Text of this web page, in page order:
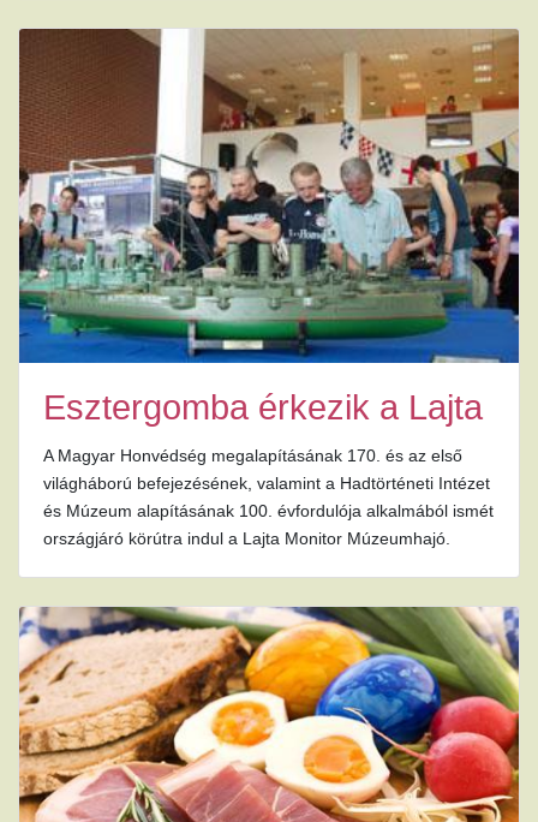
Esztergomba érkezik a Lajta
A Magyar Honvédség megalapításának 170. és az első
világháború befejezésének, valamint a Hadtörténeti Intézet
és Múzeum alapításának 100. évfordulója alkalmából ismét
országjáró körútra indul a Lajta Monitor Múzeumhajó.